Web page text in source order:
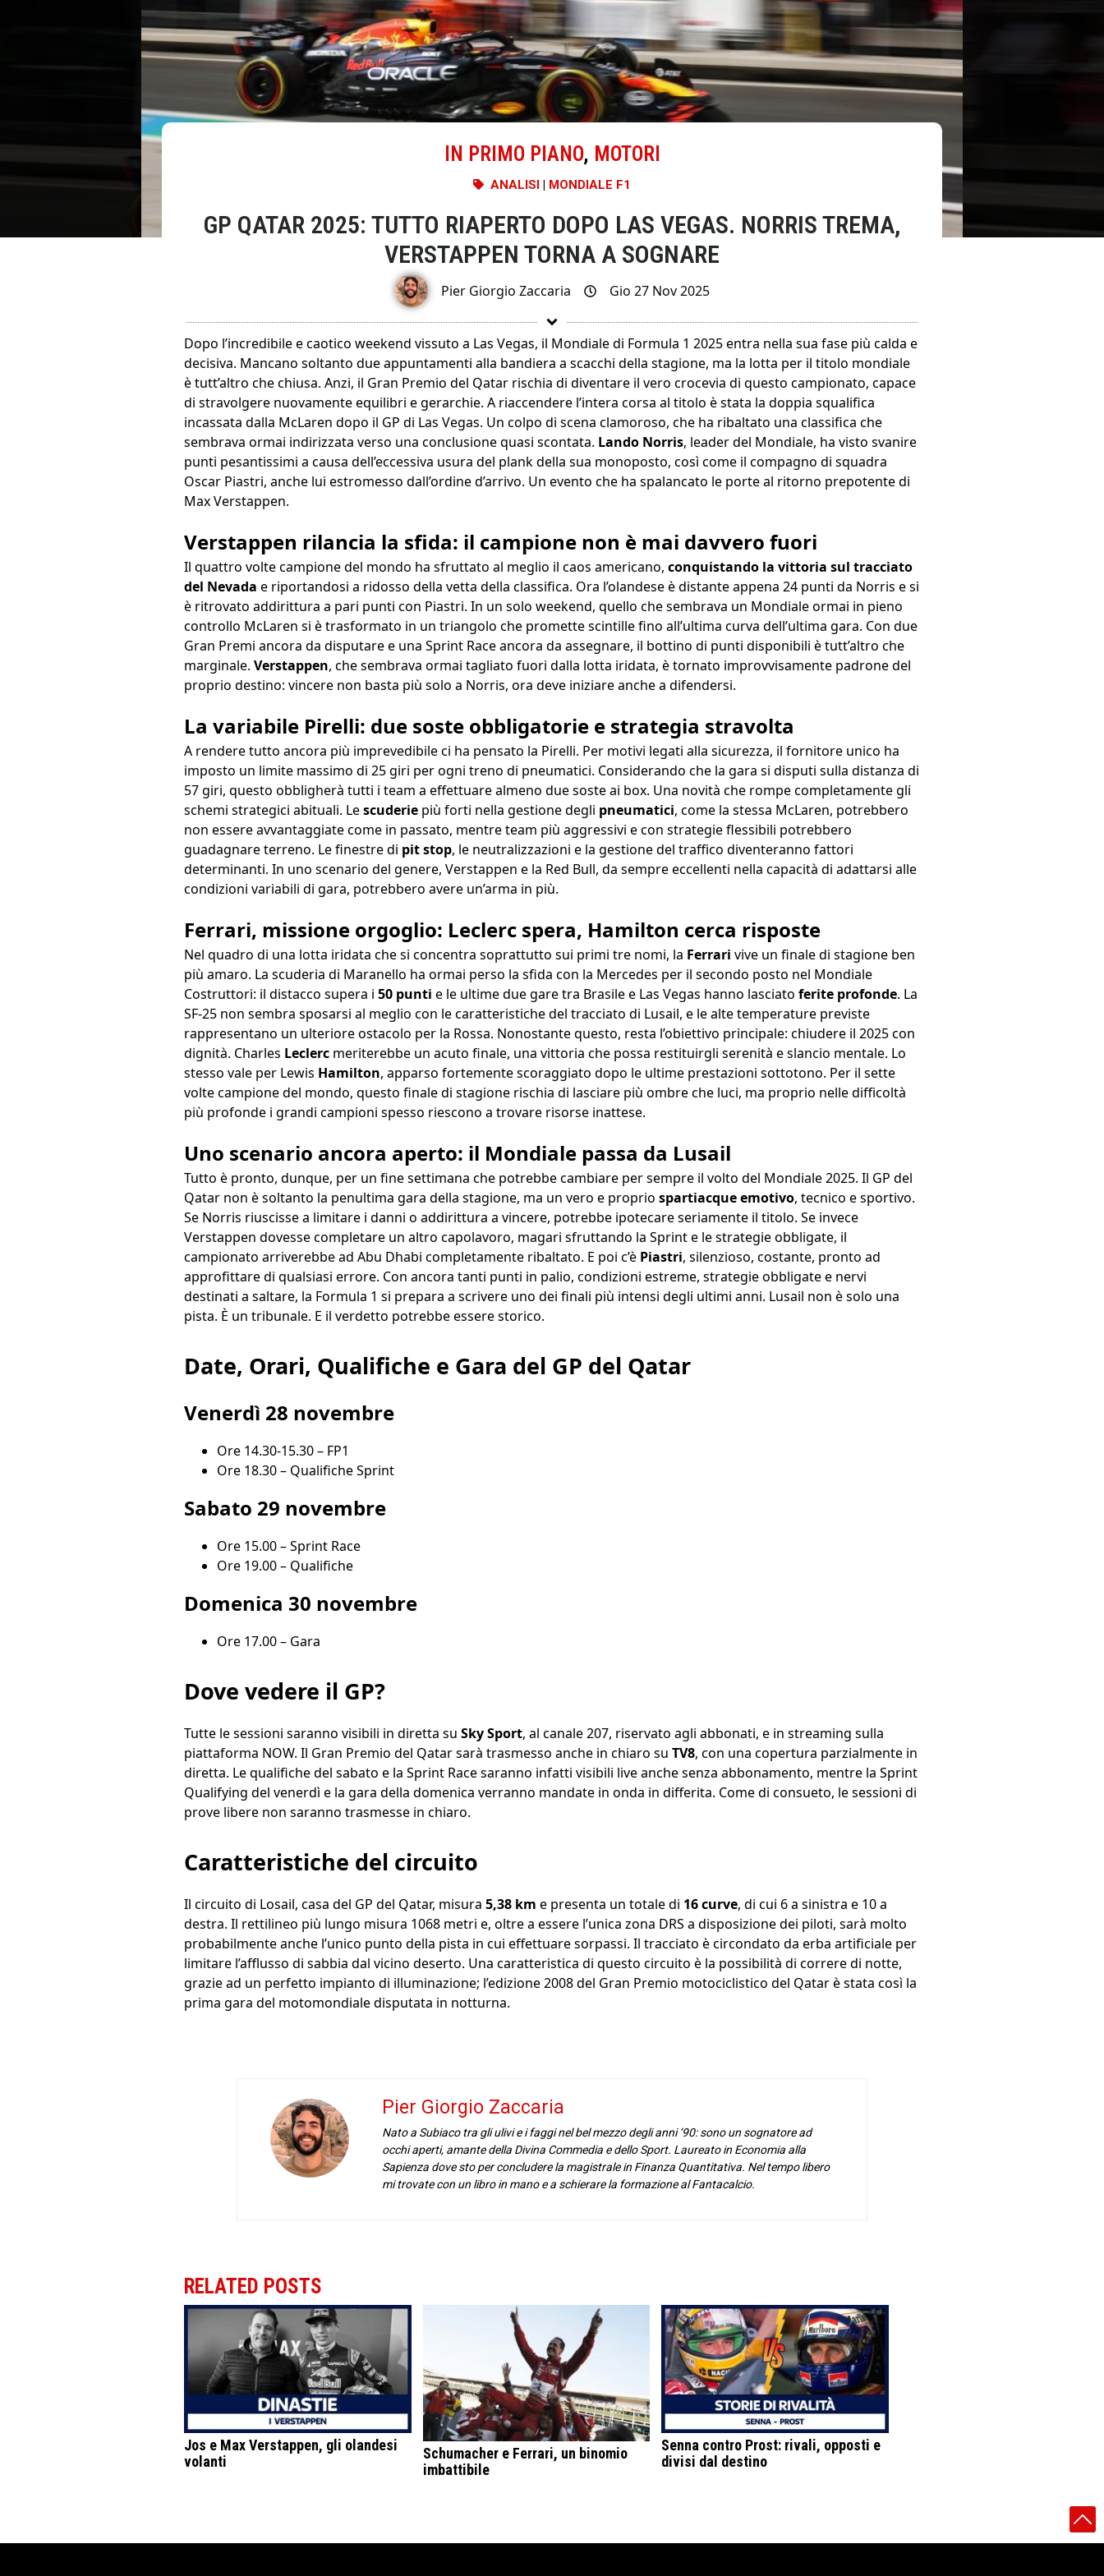
IN PRIMO PIANO, MOTORI
ANALISI | MONDIALE F1
GP QATAR 2025: TUTTO RIAPERTO DOPO LAS VEGAS. NORRIS TREMA,
VERSTAPPEN TORNA A SOGNARE
Pier Giorgio Zaccaria Gio 27 Nov 2025
Dopo l’incredibile e caotico weekend vissuto a Las Vegas, il Mondiale di Formula 1 2025 entra nella sua fase più calda e
decisiva. Mancano soltanto due appuntamenti alla bandiera a scacchi della stagione, ma la lotta per il titolo mondiale
è tutt’altro che chiusa. Anzi, il Gran Premio del Qatar rischia di diventare il vero crocevia di questo campionato, capace
di stravolgere nuovamente equilibri e gerarchie. A riaccendere l’intera corsa al titolo è stata la doppia squalifica
incassata dalla McLaren dopo il GP di Las Vegas. Un colpo di scena clamoroso, che ha ribaltato una classifica che
sembrava ormai indirizzata verso una conclusione quasi scontata. Lando Norris, leader del Mondiale, ha visto svanire
punti pesantissimi a causa dell’eccessiva usura del plank della sua monoposto, così come il compagno di squadra
Oscar Piastri, anche lui estromesso dall’ordine d’arrivo. Un evento che ha spalancato le porte al ritorno prepotente di
Max Verstappen.
Verstappen rilancia la sfida: il campione non è mai davvero fuori
Il quattro volte campione del mondo ha sfruttato al meglio il caos americano, conquistando la vittoria sul tracciato
del Nevada e riportandosi a ridosso della vetta della classifica. Ora l’olandese è distante appena 24 punti da Norris e si
è ritrovato addirittura a pari punti con Piastri. In un solo weekend, quello che sembrava un Mondiale ormai in pieno
controllo McLaren si è trasformato in un triangolo che promette scintille fino all’ultima curva dell’ultima gara. Con due
Gran Premi ancora da disputare e una Sprint Race ancora da assegnare, il bottino di punti disponibili è tutt’altro che
marginale. Verstappen, che sembrava ormai tagliato fuori dalla lotta iridata, è tornato improvvisamente padrone del
proprio destino: vincere non basta più solo a Norris, ora deve iniziare anche a difendersi.
La variabile Pirelli: due soste obbligatorie e strategia stravolta
A rendere tutto ancora più imprevedibile ci ha pensato la Pirelli. Per motivi legati alla sicurezza, il fornitore unico ha
imposto un limite massimo di 25 giri per ogni treno di pneumatici. Considerando che la gara si disputi sulla distanza di
57 giri, questo obbligherà tutti i team a effettuare almeno due soste ai box. Una novità che rompe completamente gli
schemi strategici abituali. Lescuderie più forti nella gestione degli pneumatici, come la stessa McLaren, potrebbero
non essere avvantaggiate come in passato, mentre team più aggressivi e con strategie flessibili potrebbero
guadagnare terreno. Le finestre di pit stop, le neutralizzazioni e la gestione del traffico diventeranno fattori
determinanti. In uno scenario del genere, Verstappen e la Red Bull, da sempre eccellenti nella capacità di adattarsi alle
condizioni variabili di gara, potrebbero avere un’arma in più.
Ferrari, missione orgoglio: Leclerc spera, Hamilton cerca risposte
Nel quadro di una lotta iridata che si concentra soprattutto sui primi tre nomi, la Ferrari vive un finale di stagione ben
più amaro. La scuderia di Maranello ha ormai perso la sfida con la Mercedes per il secondo posto nel Mondiale
Costruttori: il distacco supera i 50 punti e le ultime due gare tra Brasile e Las Vegas hanno lasciato ferite profonde. La
SF-25 non sembra sposarsi al meglio con le caratteristiche del tracciato di Lusail, e le alte temperature previste
rappresentano un ulteriore ostacolo per la Rossa. Nonostante questo, resta l’obiettivo principale: chiudere il 2025 con
dignità. Charles Leclerc meriterebbe un acuto finale, una vittoria che possa restituirgli serenità e slancio mentale. Lo
stesso vale per Lewis Hamilton, apparso fortemente scoraggiato dopo le ultime prestazioni sottotono. Per il sette
volte campione del mondo, questo finale di stagione rischia di lasciare più ombre che luci, ma proprio nelle difficoltà
più profonde i grandi campioni spesso riescono a trovare risorse inattese.
Uno scenario ancora aperto: il Mondiale passa da Lusail
Tutto è pronto, dunque, per un fine settimana che potrebbe cambiare per sempre il volto del Mondiale 2025. Il GP del
Qatar non è soltanto la penultima gara della stagione, ma un vero e proprio spartiacque emotivo, tecnico e sportivo.
Se Norris riuscisse a limitare i danni o addirittura a vincere, potrebbe ipotecare seriamente il titolo. Se invece
Verstappen dovesse completare un altro capolavoro, magari sfruttando la Sprint e le strategie obbligate, il
campionato arriverebbe ad Abu Dhabi completamente ribaltato. E poi c’è Piastri, silenzioso, costante, pronto ad
approfittare di qualsiasi errore. Con ancora tanti punti in palio, condizioni estreme, strategie obbligate e nervi
destinati a saltare, la Formula 1 si prepara a scrivere uno dei finali più intensi degli ultimi anni. Lusail non è solo una
pista. È un tribunale. E il verdetto potrebbe essere storico.
Date, Orari, Qualifiche e Gara del GP del Qatar
Venerdì 28 novembre
Ore 14.30-15.30 – FP1
Ore 18.30 – Qualifiche Sprint
Sabato 29 novembre
Ore 15.00 – Sprint Race
Ore 19.00 – Qualifiche
Domenica 30 novembre
Ore 17.00 – Gara
Dove vedere il GP?
Tutte le sessioni saranno visibili in diretta su Sky Sport, al canale 207, riservato agli abbonati, e in streaming sulla
piattaforma NOW. Il Gran Premio del Qatar sarà trasmesso anche in chiaro su TV8, con una copertura parzialmente in
diretta. Le qualifiche del sabato e la Sprint Race saranno infatti visibili live anche senza abbonamento, mentre la Sprint
Qualifying del venerdì e la gara della domenica verranno mandate in onda in differita. Come di consueto, le sessioni di
prove libere non saranno trasmesse in chiaro.
Caratteristiche del circuito
Il circuito di Losail, casa del GP del Qatar, misura 5,38 km e presenta un totale di 16 curve, di cui 6 a sinistra e 10 a
destra. Il rettilineo più lungo misura 1068 metri e, oltre a essere l’unica zona DRS a disposizione dei piloti, sarà molto
probabilmente anche l’unico punto della pista in cui effettuare sorpassi. Il tracciato è circondato da erba artificiale per
limitare l’afflusso di sabbia dal vicino deserto. Una caratteristica di questo circuito è la possibilità di correre di notte,
grazie ad un perfetto impianto di illuminazione; l’edizione 2008 del Gran Premio motociclistico del Qatar è stata così la
prima gara del motomondiale disputata in notturna.
Pier Giorgio Zaccaria
Nato a Subiaco tra gli ulivi e i faggi nel bel mezzo degli anni ‘90: sono un sognatore ad
occhi aperti, amante della Divina Commedia e dello Sport. Laureato in Economia alla
Sapienza dove sto per concludere la magistrale in Finanza Quantitativa. Nel tempo libero
mi trovate con un libro in mano e a schierare la formazione al Fantacalcio.
RELATED POSTS
Jos e Max Verstappen, gli olandesi
volanti
Schumacher e Ferrari, un binomio
imbattibile
Senna contro Prost: rivali, opposti e
divisi dal destino